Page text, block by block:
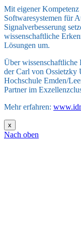
Mit eigener
Softwaresystemen für
Signalverbesserung
wissenschaftliche
Lösungen um.
Über wissenschaftliche
der Carl von Ossietzky
Hochschule Emden/
Partner im
Mehr erfahren:
x
Nach oben